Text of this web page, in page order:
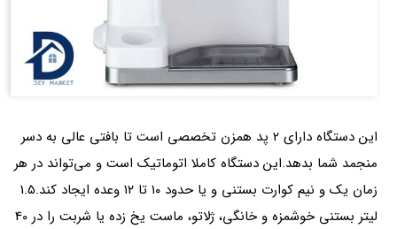
این دستگاه دارای 2 پد همزن تخصصی است تا بافتی عالی به دسر
منجمد شما بدهد.این دستگاه کاملا اتوماتیک است و می‌تواند در هر
زمان یک و نیم کوارت بستنی و یا حدود ۱۰ تا ۱۲ وعده ایجاد کند.1.5
لیتر بستنی خوشمزه و خانگی، ژلاتو، ماست یخ زده یا شربت را در 40